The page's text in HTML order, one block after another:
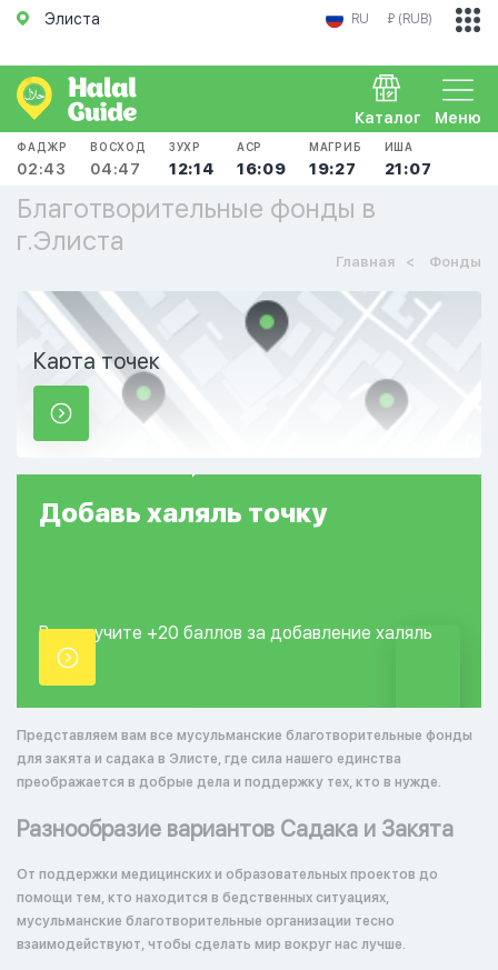
Элиста RU ₽ (RUB)
Меню
Каталог
ФАДЖР
02:43
ВОСХОД
04:47
ЗУХР
12:14
АСР
16:09
МАГРИБ
19:27
ИША
21:07
Благотворительные фонды в
г.Элиста
Главная Фонды
Карта точек
Добавь халяль точку
Вы получите +20 баллов за добавление халяль
точки.
Представляем вам все мусульманские благотворительные фонды
для закята и садака в Элисте, где сила нашего единства
преображается в добрые дела и поддержку тех, кто в нужде.
Разнообразие вариантов Садака и Закята
От поддержки медицинских и образовательных проектов до
помощи тем, кто находится в бедственных ситуациях,
мусульманские благотворительные организации тесно
взаимодействуют, чтобы сделать мир вокруг нас лучше.